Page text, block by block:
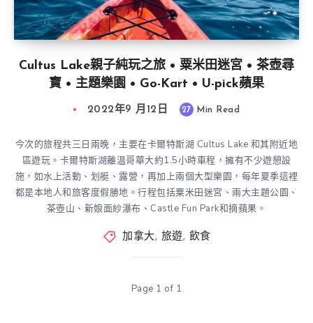
Cultus Lake親子純玩之旅 • 粟米田迷宮 • 茶壺尋
寶 • 主題樂園 • Go-Kart • U-pick蘋果
2022年9 月12日 27 Min Read
今次的旅程共三日兩晚，主要在卡爾特斯湖 Cultus Lake 和其附近地
區遊玩。卡爾特斯湖離温哥華大約1.5小時車程，擁有不少遊憩設
施，如水上活動、划艇、露營，再加上兩個大型樂園，每年夏季這裡
都是本地人和旅客度假勝地。行程包括粟米田迷宮、兩大主題公園、
茶壺山、新娘面紗瀑布、Castle Fun Park和摘蘋果。
加拿大, 旅遊, 飲食
Page 1 of 1